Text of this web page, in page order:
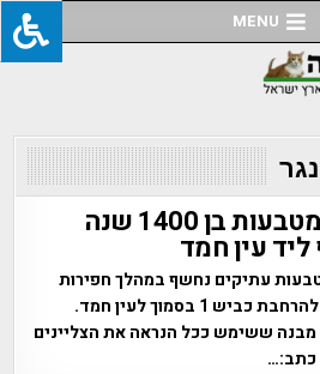
MENU
אוצר מטבעות בן 1400 שנה
עין חמד
עתיקים נחשף במהלך חפירות
הצלה בתחומי שטח הנועד להרחבת כביש 1 בסמוך לעין חמד.
ששימש ככל הנראה את הצליינים
כתב:…